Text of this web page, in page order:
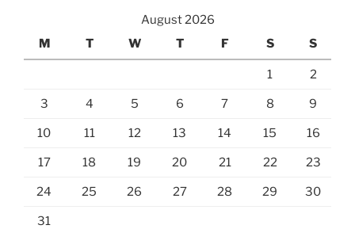
August 2026
M
T W T F S S
1 2
3 4 5 6 7 8 9
10 11 12 13 14 15 16
17 18 19 20 21 22 23
24 25 26 27 28 29 30
31